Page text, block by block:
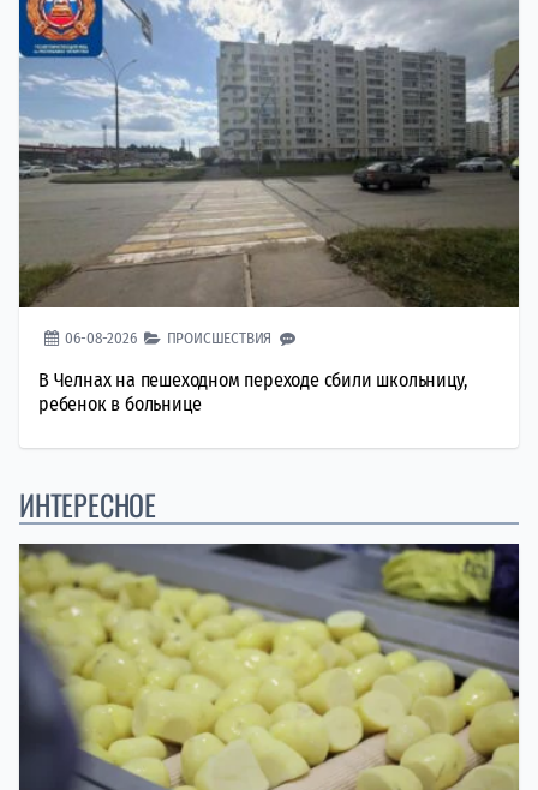
06-08-2026 ПРОИСШЕСТВИЯ
В Челнах на пешеходном переходе сбили школьницу,
ребенок в больнице
ИНТЕРЕСНОЕ